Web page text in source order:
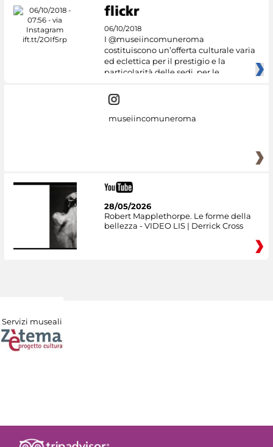
06/10/2018
I @museiincomuneroma
costituiscono un’offerta culturale varia
ed eclettica per il prestigio e la
particolarità delle sedi, per le
museiincomuneroma
28/05/2026
Robert Mapplethorpe. Le forme della
bellezza - VIDEO LIS | Derrick Cross
Servizi museali